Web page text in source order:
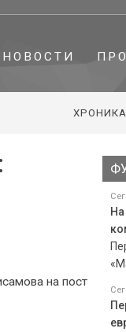
НОВОСТИ
ХРОНИКА
на пост